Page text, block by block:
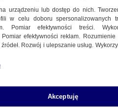
urządzeniu lub dostęp do nich.
w celu doboru spersonalizowanych
Pomiar efektywności treści.
efektywności reklam.
Rozwój i ulepszanie usług.
Akceptuję